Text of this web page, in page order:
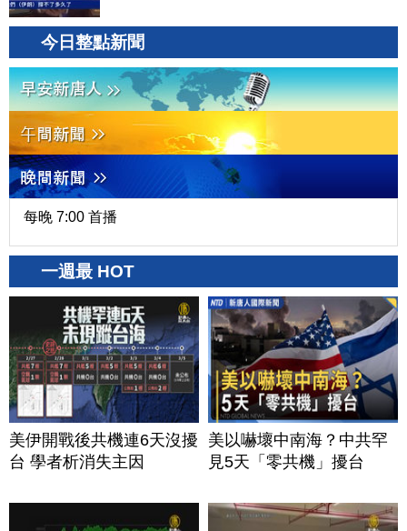
今日整點新聞
每晚 7:00 首播
一週最 HOT
美伊開戰後共機連6天沒擾
台 學者析消失主因
美以嚇壞中南海？中共罕
見5天「零共機」擾台